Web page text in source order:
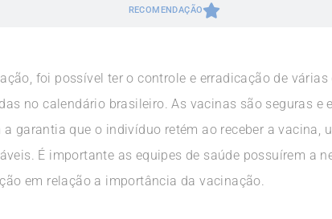
RECOMENDAÇÃO
foi possível ter o controle e erradicação de
no calendário brasileiro. As vacinas são seguras e
garantia que o indivíduo retém ao receber a vacina,
É importante as equipes de saúde possuírem a
em relação a importância da vacinação.